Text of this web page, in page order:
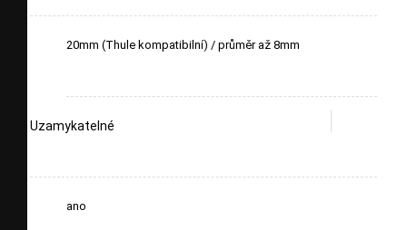
20mm (Thule kompatibilní) / průměr až 8mm
Uzamykatelné
ano